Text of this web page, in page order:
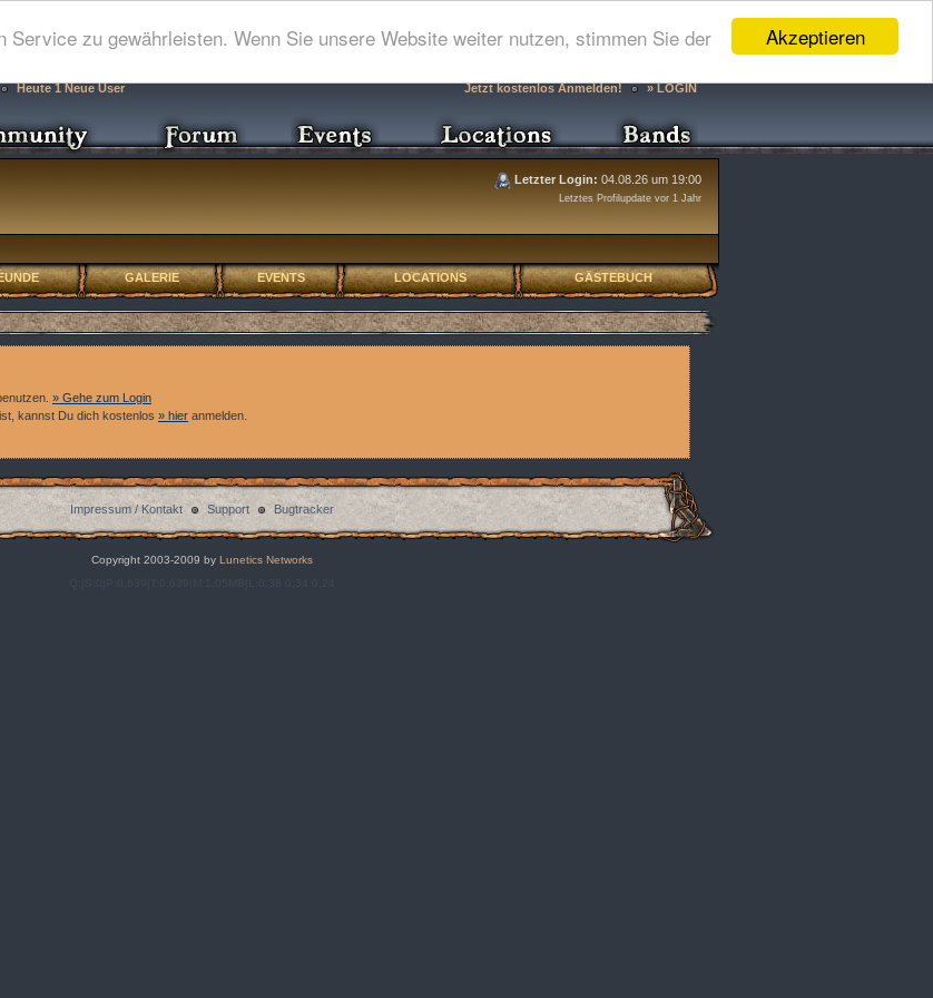
Akzeptieren
zu gewährleisten. Wenn Sie unsere Website weiter nutzen, stimmen Sie der
Heute 1 Neue User Jetzt kostenlos Anmelden! » LOGIN
Letzter Login: 04.08.26 um 19:00
Letztes Profilupdate vor 1 Jahr
GALERIE EVENTS LOCATIONS GÄSTEBUCH
» Gehe zum Login
kannst Du dich kostenlos » hier anmelden.
Impressum / Kontakt Support Bugtracker
Copyright 2003-2009 byLunetics Networks